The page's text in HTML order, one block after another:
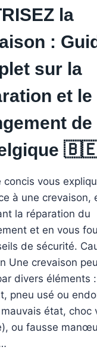
la
:
sur la
et le
de
concis vous
à une crevaison,
la réparation du
et en vous
de sécurité.
Une crevaison
divers éléments
pneu usé ou
état, choc
ou fausse